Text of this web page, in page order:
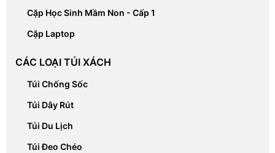
Cặp Học Sinh Mầm Non - Cấp 1
Cặp Laptop
CÁC LOẠI TÚI XÁCH
Túi Chống Sốc
Túi Dây Rút
Túi Du Lịch
Túi Đeo Chéo